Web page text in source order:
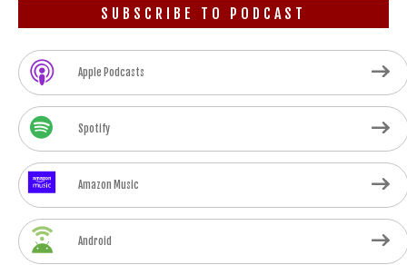
SUBSCRIBE TO PODCAST
Apple Podcasts
Spotify
Amazon Music
Android